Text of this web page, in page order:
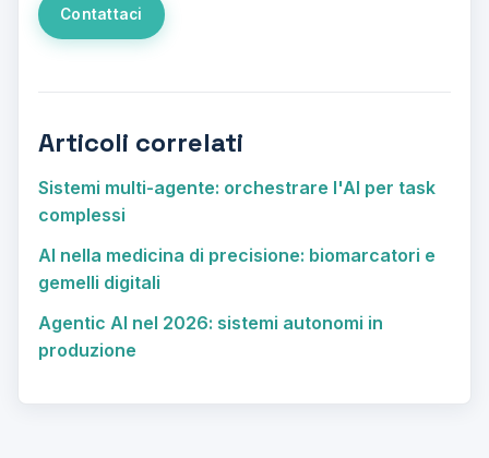
Contattaci
Articoli correlati
Sistemi multi-agente: orchestrare l'AI per task
complessi
AI nella medicina di precisione: biomarcatori e
gemelli digitali
Agentic AI nel 2026: sistemi autonomi in
produzione